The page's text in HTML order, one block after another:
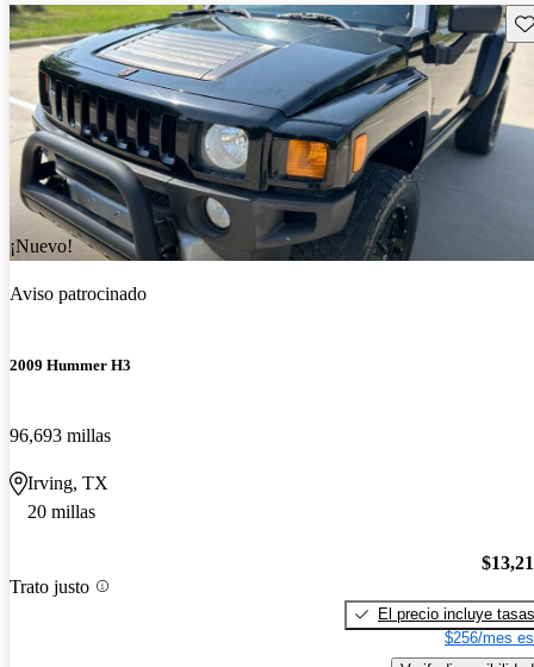
¡Nuevo!
Aviso patrocinado
2009 Hummer H3
96,693 millas
Irving, TX
20 millas
Trato justo
El precio incluye tasas
$256/mes